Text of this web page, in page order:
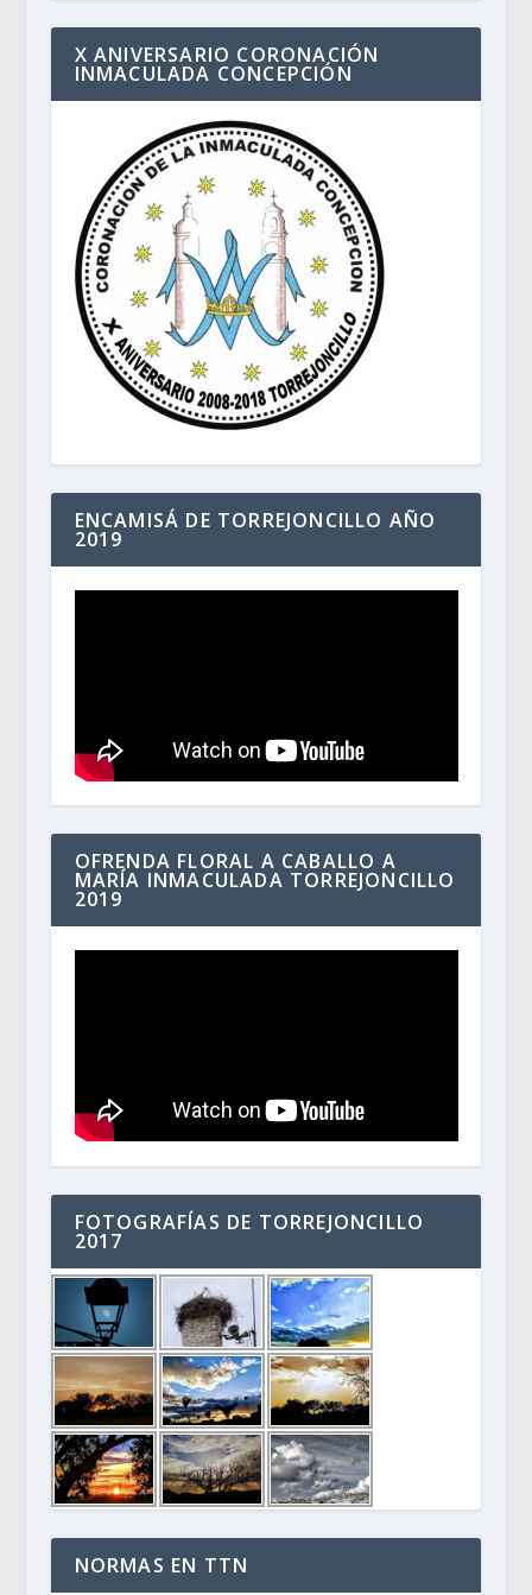
X ANIVERSARIO CORONACIÓN
INMACULADA CONCEPCIÓN
ENCAMISÁ DE TORREJONCILLO AÑO
2019
OFRENDA FLORAL A CABALLO A
MARÍA INMACULADA TORREJONCILLO
2019
FOTOGRAFÍAS DE TORREJONCILLO
2017
NORMAS EN TTN